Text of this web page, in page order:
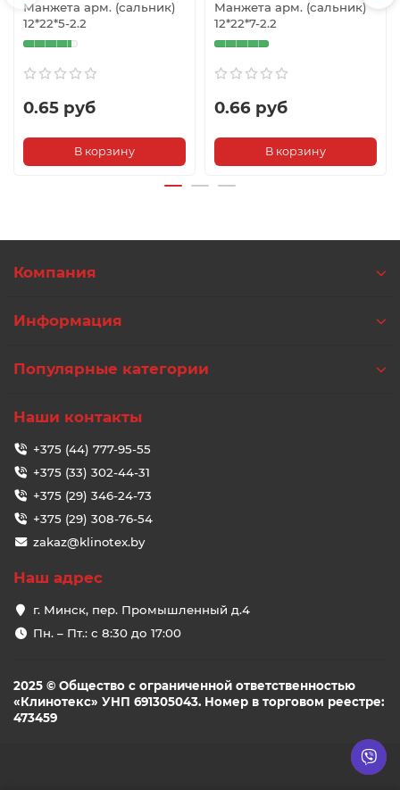
Манжета арм. (сальник)
12*22*5-2.2
0.65 руб
В корзину
Манжета арм. (сальник)
12*22*7-2.2
0.66 руб
В корзину
Компания
Информация
Популярные категории
Наши контакты
+375 (44) 777-95-55
+375 (33) 302-44-31
+375 (29) 346-24-73
+375 (29) 308-76-54
zakaz@klinotex.by
Наш адрес
г. Минск, пер. Промышленный д.4
Пн. – Пт.: с 8:30 до 17:00
2025 © Общество с ограниченной ответственностью
«Клинотекс» УНП 691305043. Номер в торговом реестре:
473459